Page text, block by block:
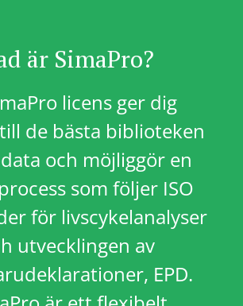
är SimaPro?
licens ger dig
de bästa biblioteken
och möjliggör en
som följer ISO
för livscykelanalyser
utvecklingen av
EPD.